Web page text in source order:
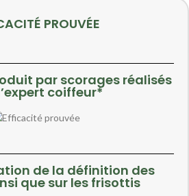
PROUVÉE
par scorages réalisés
coiffeur*
de la définition des
que sur les frisottis